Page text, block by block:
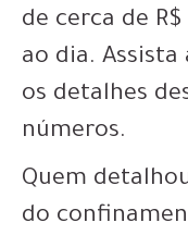
de cerca de R$
ao dia.
os detalhes
números.
Quem
do